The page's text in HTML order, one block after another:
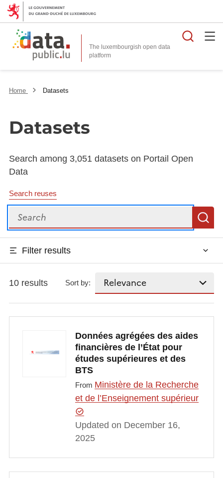
The luxembourgish open data
platform
Home Datasets
Datasets
Search among 3,051 datasets on Portail Open
Data
Search reuses
Search
Filter results
10 results Sort by:
Données agrégées des aides
financières de l’État pour
études supérieures et des
BTS
From Ministère de la Recherche
et de l’Enseignement supérieur
Updated on December 16,
2025